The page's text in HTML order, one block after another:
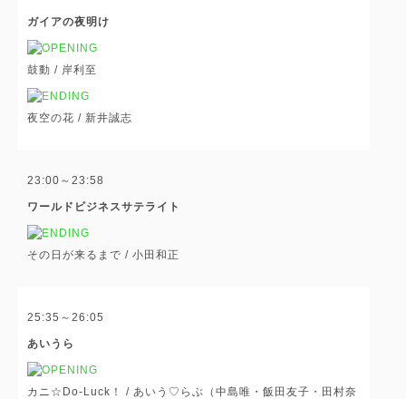
ガイアの夜明け
鼓動 / 岸利至
夜空の花 / 新井誠志
23:00～23:58
ワールドビジネスサテライト
その日が来るまで / 小田和正
25:35～26:05
あいうら
カニ☆Do-Luck！ / あいう♡らぶ（中島唯・飯田友子・田村奈